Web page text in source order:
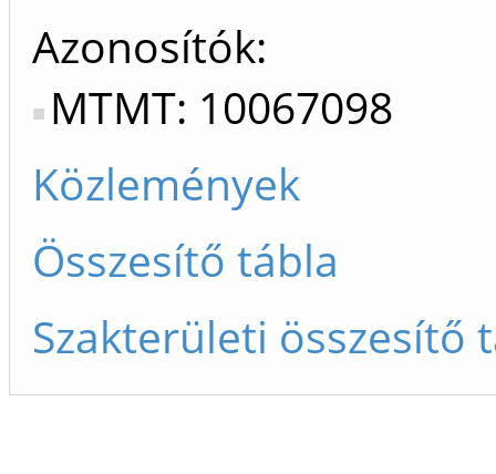
Azonosítók
MTMT: 10067098
Közlemények
Összesítő tábla
Szakterületi összesítő